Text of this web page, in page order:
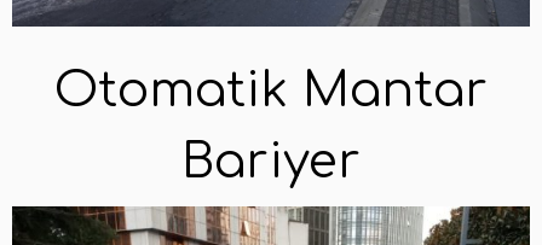
Otomatik Mantar
Bariyer